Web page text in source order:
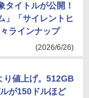
タイトルが公開！
」「サイレントヒ
ラインナップ
(2026/6/26)
り値上げ。512GB
が150ドルほど